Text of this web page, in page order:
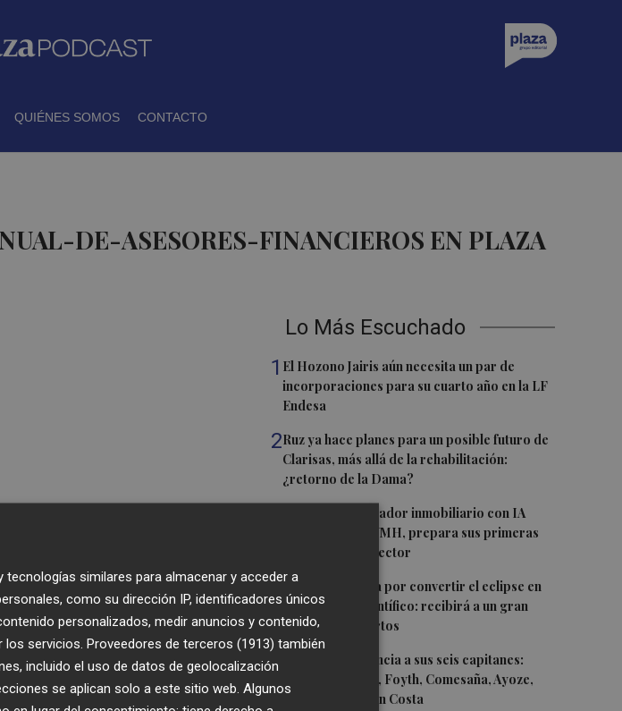
QUIÉNES SOMOS CONTACTO
DE-ASESORES-FINANCIEROS EN PLAZA
Lo Más Escuchado
1 El Hozono Jairis aún necesita un par de
incorporaciones para su cuarto año en la LF
Endesa
2Ruz ya hace planes para un posible futuro de
Clarisas, más allá de la rehabilitación:
¿retorno de la Dama?
ViviFind, el buscador inmobiliario con IA
surgido del PCUMH, prepara sus primeras
alianzas con el sector
4Castelló apuesta por convertir el eclipse en
un referente científico: recibirá a un gran
equipo de expertos
5
El Villarreal anuncia a sus seis capitanes:
Gerard Moreno, Foyth, Comesaña, Ayoze,
Cardona y Logan Costa
similares para almacenar y acceder a
como su dirección IP, identificadores únicos
personalizados, medir anuncios y contenido,
servicios. Proveedores de terceros (1913) también
incluido el uso de datos de geolocalización
se aplican solo a este sitio web. Algunos